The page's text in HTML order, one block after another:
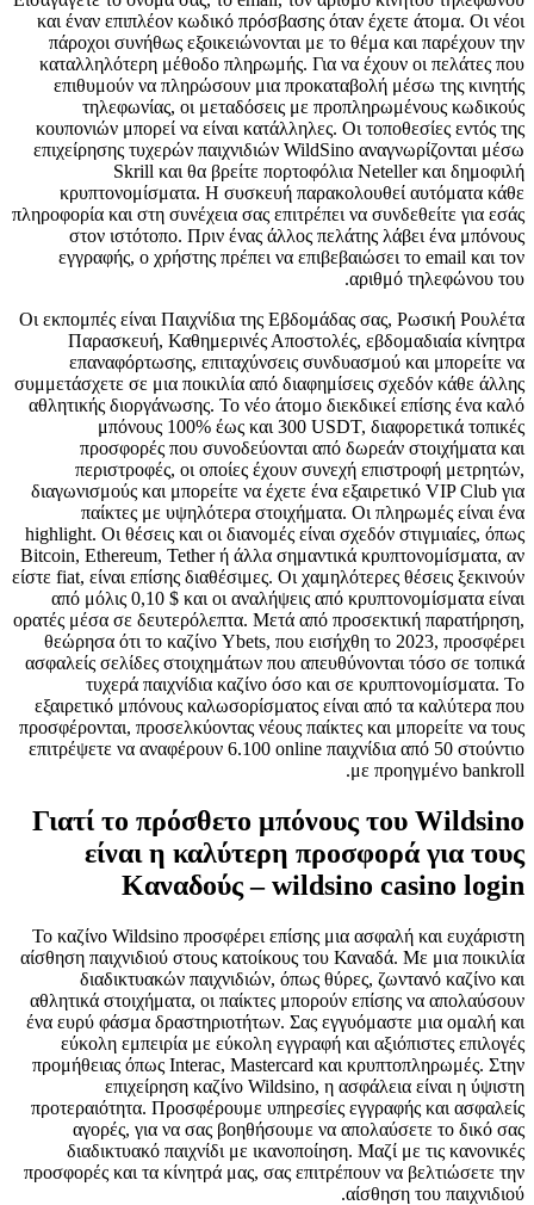
και έναν επιπλέον κωδικό πρόσβασης όταν έχετε άτομα. Οι νέοι
πάροχοι συνήθως εξοικειώνονται με το θέμα και παρέχουν την
καταλληλότερη μέθοδο πληρωμής. Για να έχουν οι πελάτες που
επιθυμούν να πληρώσουν μια προκαταβολή μέσω της κινητής
τηλεφωνίας, οι μεταδόσεις με προπληρωμένους κωδικούς
κουπονιών μπορεί να είναι κατάλληλες. Οι τοποθεσίες εντός της
επιχείρησης τυχερών παιχνιδιών WildSino αναγνωρίζονται μέσω
Skrill και θα βρείτε πορτοφόλια Neteller και δημοφιλή
κρυπτονομίσματα. Η συσκευή παρακολουθεί αυτόματα κάθε
πληροφορία και στη συνέχεια σας επιτρέπει να συνδεθείτε για εσάς
στον ιστότοπο. Πριν ένας άλλος πελάτης λάβει ένα μπόνους
εγγραφής, ο χρήστης πρέπει να επιβεβαιώσει το email και τον
αριθμό τηλεφώνου του.
Οι εκπομπές είναι Παιχνίδια της Εβδομάδας σας, Ρωσική Ρουλέτα
Παρασκευή, Καθημερινές Αποστολές, εβδομαδιαία κίνητρα
επαναφόρτωσης, επιταχύνσεις συνδυασμού και μπορείτε να
συμμετάσχετε σε μια ποικιλία από διαφημίσεις σχεδόν κάθε άλλης
αθλητικής διοργάνωσης. Το νέο άτομο διεκδικεί επίσης ένα καλό
μπόνους 100% έως και 300 USDT, διαφορετικά τοπικές
προσφορές που συνοδεύονται από δωρεάν στοιχήματα και
περιστροφές, οι οποίες έχουν συνεχή επιστροφή μετρητών,
διαγωνισμούς και μπορείτε να έχετε ένα εξαιρετικό VIP Club για
παίκτες με υψηλότερα στοιχήματα. Οι πληρωμές είναι ένα
highlight. Οι θέσεις και οι διανομές είναι σχεδόν στιγμιαίες, όπως
Bitcoin, Ethereum, Tether ή άλλα σημαντικά κρυπτονομίσματα, αν
είστε fiat, είναι επίσης διαθέσιμες. Οι χαμηλότερες θέσεις ξεκινούν
από μόλις 0,10 $ και οι αναλήψεις από κρυπτονομίσματα είναι
ορατές μέσα σε δευτερόλεπτα. Μετά από προσεκτική παρατήρηση,
θεώρησα ότι το καζίνο Ybets, που εισήχθη το 2023, προσφέρει
ασφαλείς σελίδες στοιχημάτων που απευθύνονται τόσο σε τοπικά
τυχερά παιχνίδια καζίνο όσο και σε κρυπτονομίσματα. Το
εξαιρετικό μπόνους καλωσορίσματος είναι από τα καλύτερα που
προσφέρονται, προσελκύοντας νέους παίκτες και μπορείτε να τους
επιτρέψετε να αναφέρουν 6.100 online παιχνίδια από 50 στούντιο
με προηγμένο bankroll.
Γιατί το πρόσθετο μπόνους του Wildsino
είναι η καλύτερη προσφορά για τους
Καναδούς – wildsino casino login
Το καζίνο Wildsino προσφέρει επίσης μια ασφαλή και ευχάριστη
αίσθηση παιχνιδιού στους κατοίκους του Καναδά. Με μια ποικιλία
διαδικτυακών παιχνιδιών, όπως θύρες, ζωντανό καζίνο και
αθλητικά στοιχήματα, οι παίκτες μπορούν επίσης να απολαύσουν
ένα ευρύ φάσμα δραστηριοτήτων. Σας εγγυόμαστε μια ομαλή και
εύκολη εμπειρία με εύκολη εγγραφή και αξιόπιστες επιλογές
προμήθειας όπως Interac, Mastercard και κρυπτοπληρωμές. Στην
επιχείρηση καζίνο Wildsino, η ασφάλεια είναι η ύψιστη
προτεραιότητα. Προσφέρουμε υπηρεσίες εγγραφής και ασφαλείς
αγορές, για να σας βοηθήσουμε να απολαύσετε το δικό σας
διαδικτυακό παιχνίδι με ικανοποίηση. Μαζί με τις κανονικές
προσφορές και τα κίνητρά μας, σας επιτρέπουν να βελτιώσετε την
αίσθηση του παιχνιδιού.